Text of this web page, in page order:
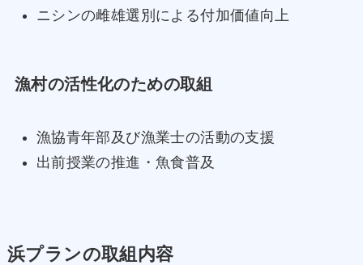
ニシンの雌雄選別による付加価値向上
漁村の活性化のための取組
漁協青年部及び漁業士の活動の支援
出前授業の推進・魚食普及
浜プランの取組内容